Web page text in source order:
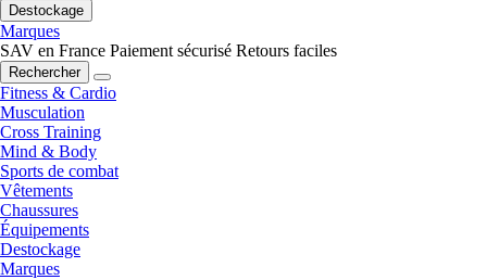
Destockage
Marques
SAV en France Paiement sécurisé Retours faciles
Rechercher
Fitness & Cardio
Musculation
Cross Training
Mind & Body
Sports de combat
Vêtements
Chaussures
Équipements
Destockage
Marques